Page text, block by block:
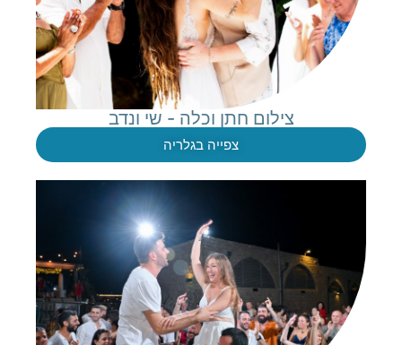
צילום חתן וכלה - שי ונדב
צפייה בגלריה